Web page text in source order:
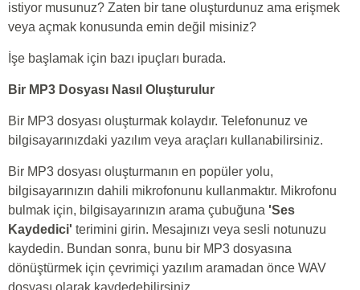
istiyor musunuz? Zaten bir tane oluşturdunuz ama erişmek
veya açmak konusunda emin değil misiniz?
İşe başlamak için bazı ipuçları burada.
Bir MP3 Dosyası Nasıl Oluşturulur
Bir MP3 dosyası oluşturmak kolaydır. Telefonunuz ve
bilgisayarınızdaki yazılım veya araçları kullanabilirsiniz.
Bir MP3 dosyası oluşturmanın en popüler yolu,
bilgisayarınızın dahili mikrofonunu kullanmaktır. Mikrofonu
bulmak için, bilgisayarınızın arama çubuğuna 'Ses
Kaydedici' terimini girin. Mesajınızı veya sesli notunuzu
kaydedin. Bundan sonra, bunu bir MP3 dosyasına
dönüştürmek için çevrimiçi yazılım aramadan önce WAV
dosyası olarak kaydedebilirsiniz.